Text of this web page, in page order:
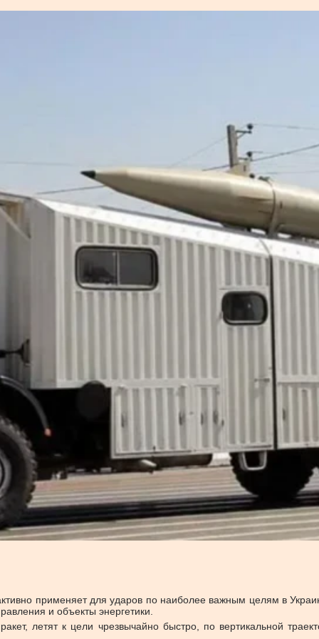
применяет для ударов по наиболее важным целям в
и объекты энергетики.
летят к цели чрезвычайно быстро, по вертикальной